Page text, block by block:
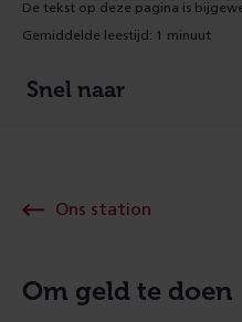
De tekst op deze pagina is
Gemiddelde leestijd: 1 minuut
Snel naar
Ons station
Om geld te doen